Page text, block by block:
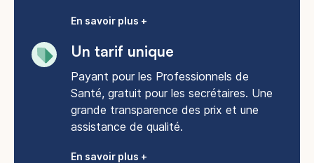
En savoir plus +
Un tarif unique
Payant pour les Professionnels de
Santé, gratuit pour les secrétaires. Une
grande transparence des prix et une
assistance de qualité.
En savoir plus +